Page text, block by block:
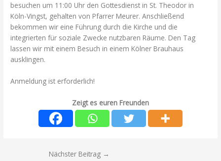
besuchen um 11:00 Uhr den Gottesdienst in St. Theodor in
Köln-Vingst, gehalten von Pfarrer Meurer. Anschließend
bekommen wir eine Führung durch die Kirche und die
integrierten für soziale Zwecke nutzbaren Räume. Den Tag
lassen wir mit einem Besuch in einem Kölner Brauhaus
ausklingen.
Anmeldung ist erforderlich!
Zeigt es euren Freunden
Nächster Beitrag →